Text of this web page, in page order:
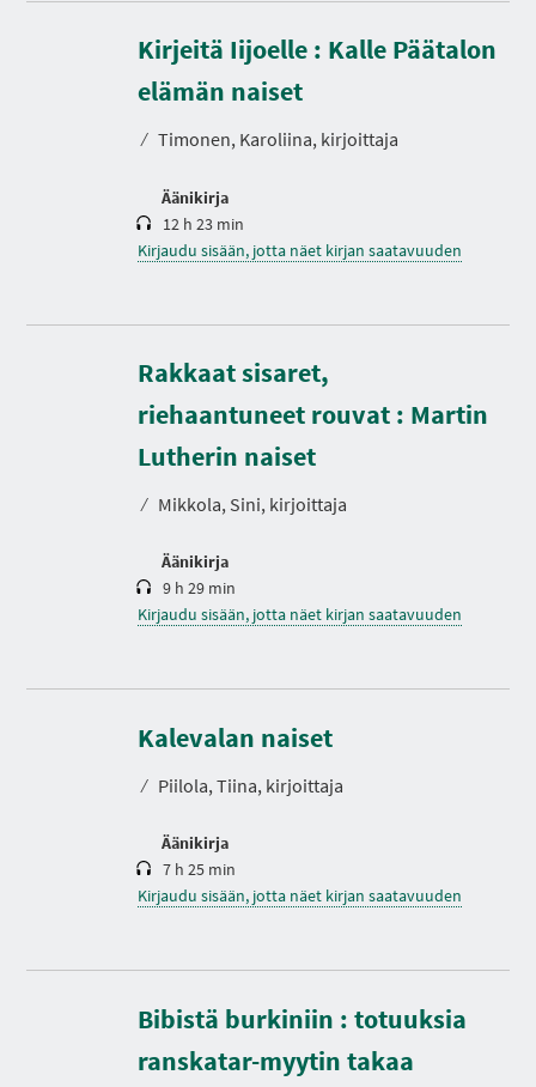
Kirjeitä Iijoelle : Kalle Päätalon
elämän naiset
⁄ Timonen, Karoliina, kirjoittaja
Äänikirja
K
e
s
t
12 h 23 min
Kirjaudu sisään, jotta näet kirjan saatavuuden
Rakkaat sisaret,
riehaantuneet rouvat : Martin
Lutherin naiset
⁄ Mikkola, Sini, kirjoittaja
Äänikirja
K
e
s
t
9 h 29 min
Kirjaudu sisään, jotta näet kirjan saatavuuden
Kalevalan naiset
⁄ Piilola, Tiina, kirjoittaja
Äänikirja
K
s
t
7 h 25 min
Kirjaudu sisään, jotta näet kirjan saatavuuden
Bibistä burkiniin : totuuksia
ranskatar-myytin takaa
K
e
s
t